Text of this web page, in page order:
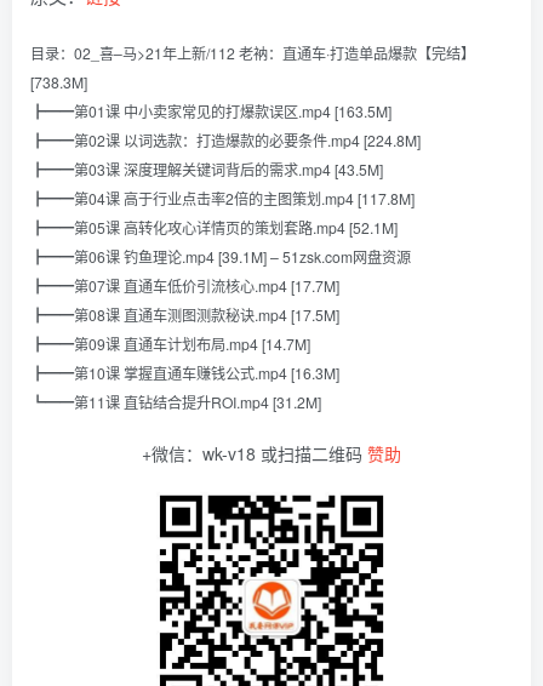
目录：02_喜–马>21年上新/112 老衲：直通车·打造单品爆款【完结】
[738.3M]
┣━━第01课 中小卖家常见的打爆款误区.mp4 [163.5M]
┣━━第02课 以词选款：打造爆款的必要条件.mp4 [224.8M]
┣━━第03课 深度理解关键词背后的需求.mp4 [43.5M]
┣━━第04课 高于行业点击率2倍的主图策划.mp4 [117.8M]
┣━━第05课 高转化攻心详情页的策划套路.mp4 [52.1M]
┣━━第06课 钓鱼理论.mp4 [39.1M] – 51zsk.com网盘资源
┣━━第07课 直通车低价引流核心.mp4 [17.7M]
┣━━第08课 直通车测图测款秘诀.mp4 [17.5M]
┣━━第09课 直通车计划布局.mp4 [14.7M]
┣━━第10课 掌握直通车赚钱公式.mp4 [16.3M]
┗━━第11课 直钻结合提升ROI.mp4 [31.2M]
+微信：wk-v18 或扫描二维码 赞助